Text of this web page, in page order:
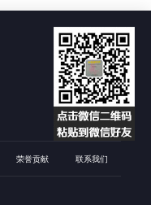
荣誉贡献 联系我们